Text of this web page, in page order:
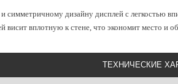
и симметричному дизайну дисплей с легкостью
висит вплотную к стене, что экономит место и
ТЕХНИЧЕСКИЕ